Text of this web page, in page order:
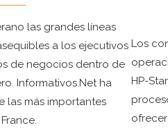
las grandes líneas
a los ejecutivos
de negocios dentro de
Informativos.Net ha
las más importantes
Los
HP-